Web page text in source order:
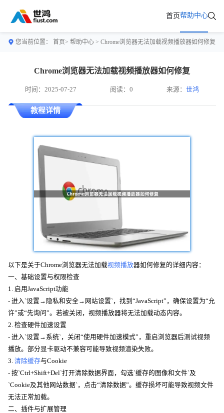
首页帮助中心
您当前位置： 首页> 帮助中心 > Chrome浏览器无法加载视频播放器如何修复
Chrome浏览器无法加载视频播放器如何修复
时间：2025-07-27 阅读：0 来源：世鸿
教程详情
以下是关于Chrome浏览器无法加载视频播放器如何修复的详细内容：
一、基础设置与权限检查
1. 启用JavaScript功能
- 进入`设置→隐私和安全→网站设置`，找到“JavaScript”，确保设置为“允
许”或“先询问”。若被关闭，视频播放器将无法加载动态内容。
2. 检查硬件加速设置
- 进入`设置→系统`，关闭“使用硬件加速模式”，重启浏览器后测试视频
播放。部分显卡驱动不兼容可能导致视频渲染失败。
3. 清除缓存与Cookie
- 按`Ctrl+Shift+Del`打开清除数据界面，勾选`缓存的图像和文件`及
`Cookie及其他网站数据`，点击“清除数据”。缓存损坏可能导致视频文件
无法正常加载。
二、插件与扩展管理